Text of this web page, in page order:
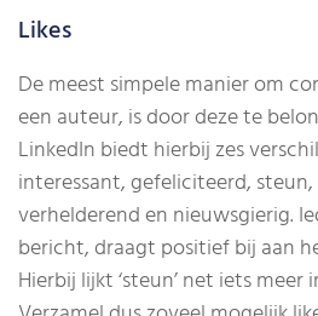
Likes
De meest simpele manier om
een auteur, is door deze te
LinkedIn biedt hierbij zes
interessant, gefeliciteerd,
verhelderend en nieuwsgierig.
bericht, draagt positief bij aan
Hierbij lijkt ‘steun’ net iets